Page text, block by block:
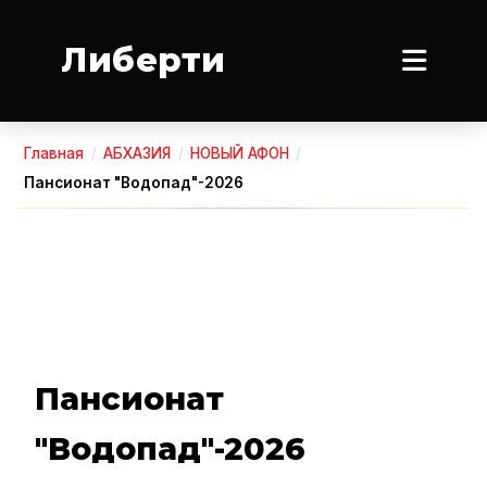
Либерти
Главная / АБХАЗИЯ / НОВЫЙ АФОН /
Пансионат "Водопад"-2026
Пансионат
"Водопад"-2026